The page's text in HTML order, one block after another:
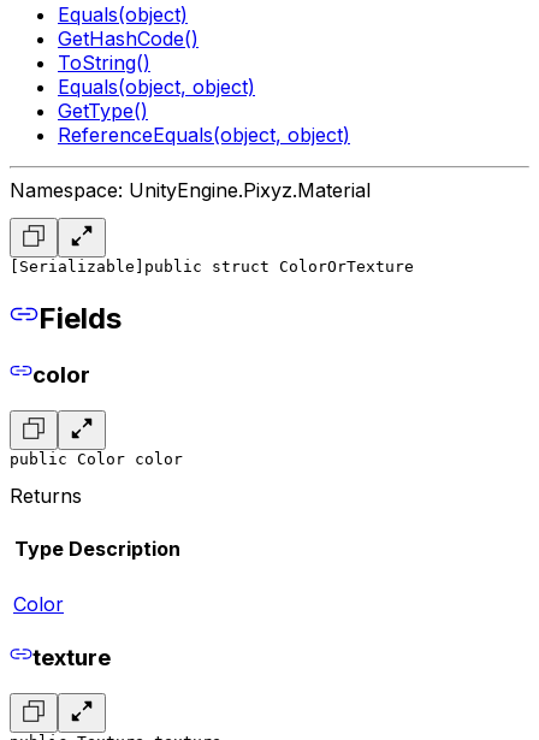
Equals(object)
GetHashCode()
ToString()
Equals(object, object)
GetType()
ReferenceEquals(object, object)
Namespace: UnityEngine.Pixyz.Material
[Serializable] public struct ColorOrTexture
Fields
color
public Color color
Returns
Type Description
Color
texture